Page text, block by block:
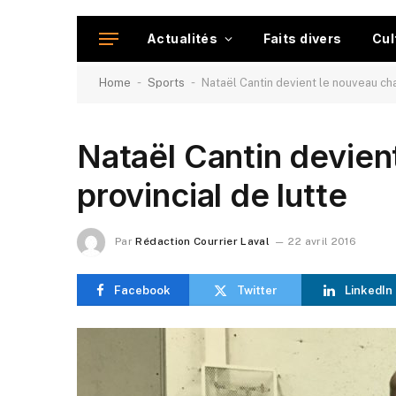
Actualités Faits divers
Home - Sports - Nataël Cantin devient le nouveau
Nataël Cantin
provincial de lutte
Par Rédaction Courrier Laval 22 avril 2016
Facebook Twitter LinkedIn